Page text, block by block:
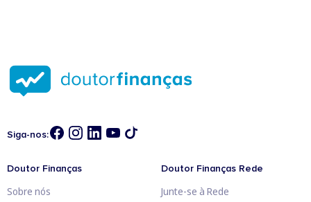
Siga-nos:
Doutor Finanças
Sobre nós
Doutor Finanças Rede
Junte-se à Rede